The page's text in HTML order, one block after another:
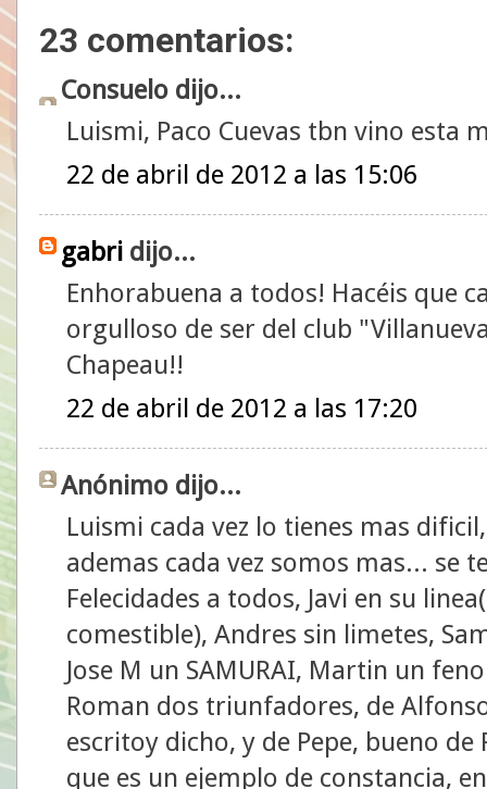
23 comentarios:
Consuelo dijo...
Luismi, Paco Cuevas tbn vino esta
22 de abril de 2012 a las 15:06
gabri dijo...
Enhorabuena a todos! Hacéis que
orgulloso de ser del club
Chapeau!!
22 de abril de 2012 a las 17:20
Anónimo dijo...
Luismi cada vez lo tienes mas
ademas cada vez somos mas... se
Felecidades a todos, Javi en su
comestible), Andres sin limetes,
Jose M un SAMURAI, Martin un
Roman dos triunfadores, de
escritoy dicho, y de Pepe, bueno
que es un ejemplo de constancia,